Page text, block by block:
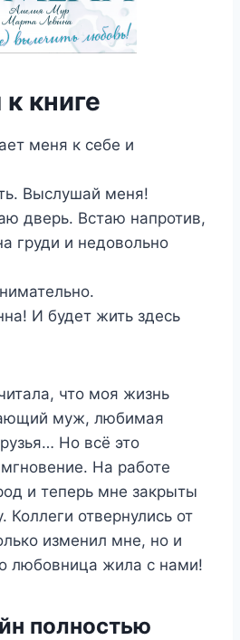
книге
меня к себе и
Выслушай меня!
дверь. Встаю напротив,
груди и недовольно
И будет жить здесь
что моя жизнь
муж, любимая
Но всё это
На работе
и теперь мне закрыты
отвернулись от
изменил мне, но и
любовница жила с нами!
полностью